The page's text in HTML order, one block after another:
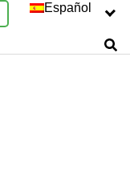
Español